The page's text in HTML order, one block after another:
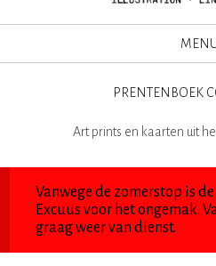
PRENTENBOEK
Art prints en kaarten uit
Vanwege de zomerstop is
Excuus voor het ongemak.
graag weer van dienst.